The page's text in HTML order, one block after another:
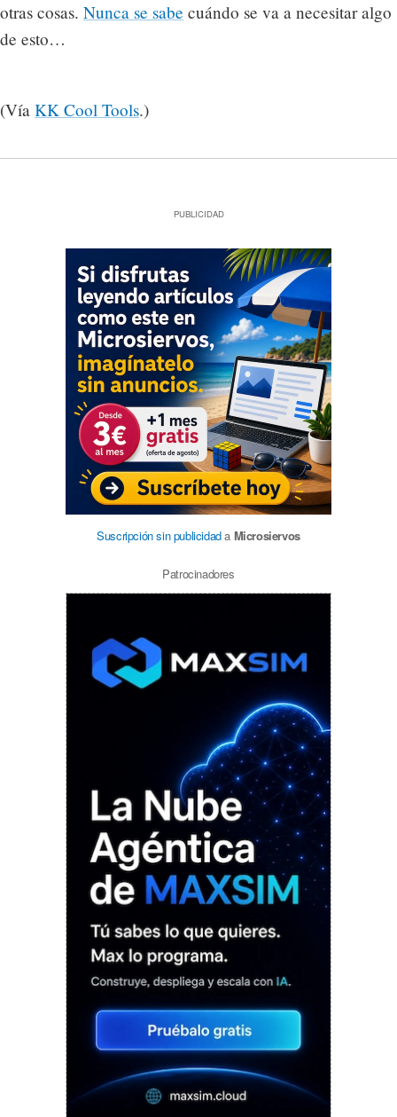
otras cosas. Nunca se sabe cuándo se va a necesitar algo
de esto…
(Vía KK Cool Tools.)
PUBLICIDAD
Suscripción sin publicidada Microsiervos
Patrocinadores